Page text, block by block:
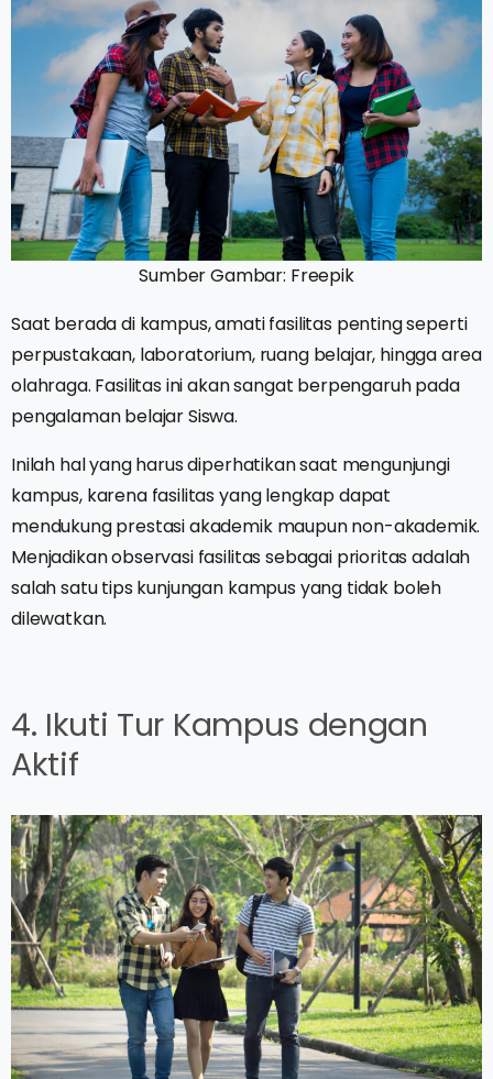
Sumber Gambar: Freepik
Saat berada di kampus, amati fasilitas penting seperti
perpustakaan, laboratorium, ruang belajar, hingga area
olahraga. Fasilitas ini akan sangat berpengaruh pada
pengalaman belajar Siswa.
Inilah hal yang harus diperhatikan saat mengunjungi
kampus, karena fasilitas yang lengkap dapat
mendukung prestasi akademik maupun non-akademik.
Menjadikan observasi fasilitas sebagai prioritas adalah
salah satu tips kunjungan kampus yang tidak boleh
dilewatkan.
4. Ikuti Tur Kampus dengan
Aktif